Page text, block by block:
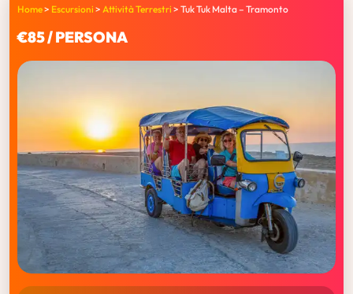
Home> Escursioni > Attività Terrestri > Tuk Tuk Malta – Tramonto
€85 / PERSONA